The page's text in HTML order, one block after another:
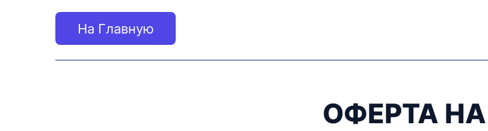
ОФЕРТА НА
На Главную